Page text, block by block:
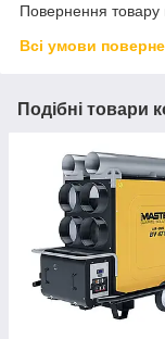
Повернення товару
Всі умови
Подібні товари